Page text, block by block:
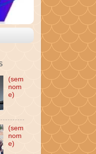
(sem
nom
e)
(sem
nom
e)